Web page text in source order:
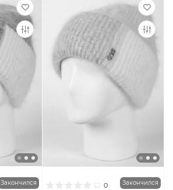
Закончился 0 Закончился